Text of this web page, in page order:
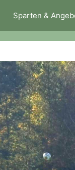
Sparten &